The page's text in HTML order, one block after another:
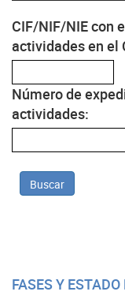
CIF/NIF/NIE con
actividades en el
Número de
actividades:
Buscar
FASES Y